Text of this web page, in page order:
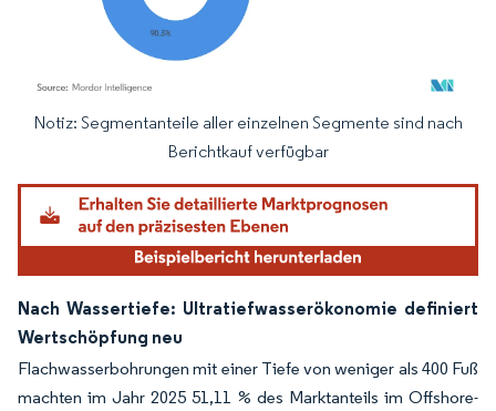
Bild © Mordor Intelligence. Wiederverwendung erfordert Namensnennung
Notiz: Segmentanteile aller einzelnen Segmente sind nach
Berichtkauf verfügbar
Nach Wassertiefe: Ultratiefwasserökonomie definiert
Wertschöpfung neu
Flachwasserbohrungen mit einer Tiefe von weniger als 400 Fuß
machten im Jahr 2025 51,11 % des Marktanteils im Offshore-